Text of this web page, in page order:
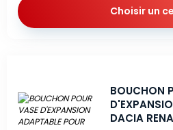
Choisir un
BOUCHON
DACIA